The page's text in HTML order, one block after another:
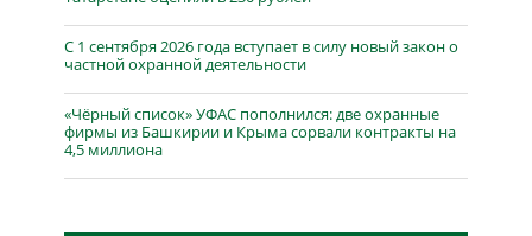
С 1 сентября 2026 года вступает в силу новый закон о
частной охранной деятельности
«Чёрный список» УФАС пополнился: две охранные
фирмы из Башкирии и Крыма сорвали контракты на
4,5 миллиона